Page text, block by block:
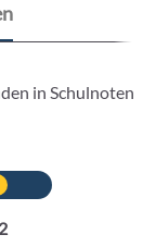
in Schulnoten